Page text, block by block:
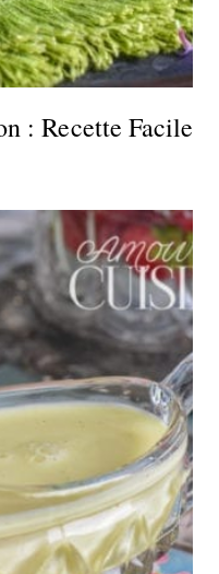
: Recette Facile